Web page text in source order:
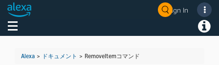
Sign In
Toggle navigation
Alexa > ドキュメント > RemoveItemコマンド